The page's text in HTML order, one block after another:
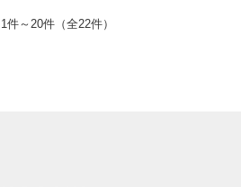
1件～20件（全22件）